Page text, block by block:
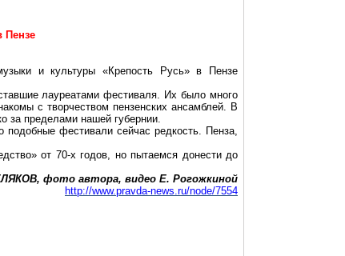
Пензе
и культуры «Крепость Русь» в Пензе
лауреатами фестиваля. Их было много
с творчеством пензенских ансамблей. В
за пределами нашей губернии.
фестивали сейчас редкость. Пенза,
от 70-х годов, но пытаемся донести до
фото автора, видео Е. Рогожкиной
http://www.pravda-news.ru/node/7554